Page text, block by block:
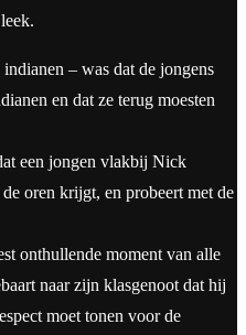
– was dat de jongens
en dat ze terug moesten
een jongen vlakbij Nick
oren krijgt, en probeert met de
onthullende moment van alle
naar zijn klasgenoot dat hij
moet tonen voor de